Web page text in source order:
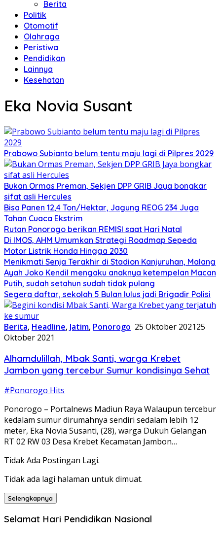
Berita
Politik
Otomotif
Olahraga
Peristiwa
Pendidikan
Lainnya
Kesehatan
Eka Novia Susant
Prabowo Subianto belum tentu maju lagi di Pilpres 2029
Bukan Ormas Preman, Sekjen DPP GRIB Jaya bongkar
sifat asli Hercules
Bisa Panen 12,4 Ton/Hektar, Jagung REOG 234 Juga
Tahan Cuaca Ekstrim
Rutan Ponorogo berikan REMISI saat Hari Natal
Di IMOS, AHM Umumkan Strategi Roadmap Sepeda
Motor Listrik Honda Hingga 2030
Menikmati Senja Terakhir di Stadion Kanjuruhan, Malang
Ayah Joko Kendil mengaku anaknya ketempelan Macan
Putih, sudah setahun sudah tidak pulang
Segera daftar, sekolah 5 Bulan lulus jadi Brigadir Polisi
Berita, Headline, Jatim, Ponorogo 25 Oktober 202125
Oktober 2021
Alhamdulillah, Mbak Santi, warga Krebet
Jambon yang tercebur Sumur kondisinya Sehat
#Ponorogo Hits
Ponorogo – Portalnews Madiun Raya Walaupun tercebur
kedalam sumur dirumahnya sendiri sedalam lebih 12
meter, Eka Novia Susanti, (28), warga Dukuh Gelangan
RT 02 RW 03 Desa Krebet Kecamatan Jambon…
Tidak Ada Postingan Lagi.
Tidak ada lagi halaman untuk dimuat.
Selengkapnya
Selamat Hari Pendidikan Nasional